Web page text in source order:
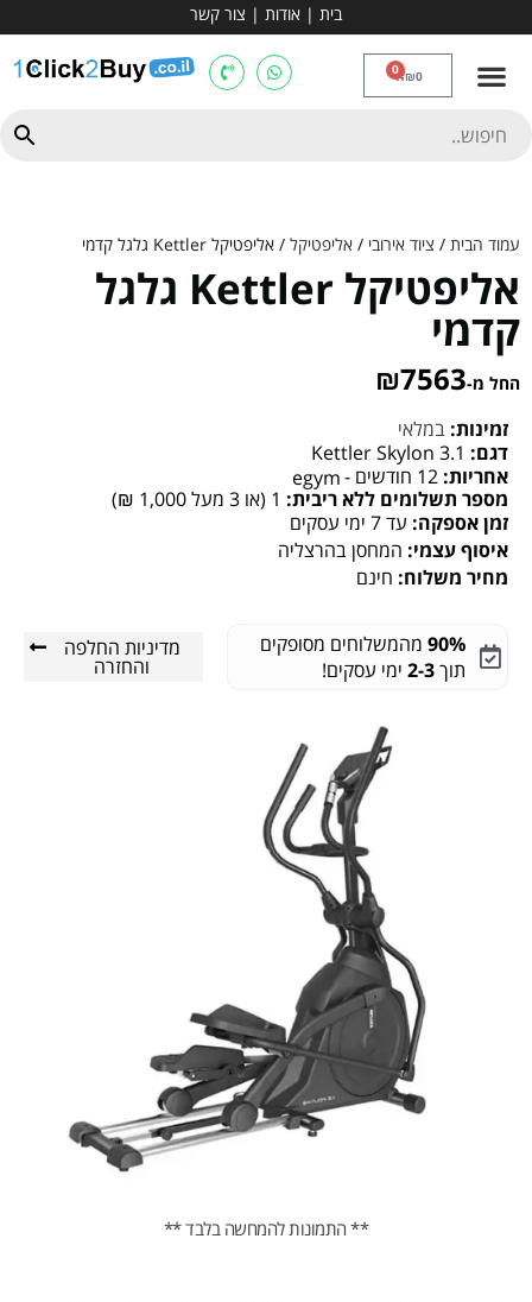
בית | אודות | צור קשר
₪0
0
עמוד הבית / ציוד אירובי / אליפטיקל / אליפטיקל Kettler גלגל קדמי
אליפטיקל Kettler גלגל
קדמי
החל מ- ₪7563
זמינות: במלאי
דגם: Kettler Skylon 3.1
אחריות: 12 חודשים -
egym
מספר תשלומים ללא ריבית: 1 (או 3 מעל 1,000 ₪)
זמן אספקה: עד 7 ימי עסקים
איסוף עצמי: המחסן בהרצליה
מחיר משלוח: חינם
90% מהמשלוחים מסופקים
תוך2-3 ימי עסקים!
מדיניות החלפה
והחזרה
** התמונות להמחשה בלבד **